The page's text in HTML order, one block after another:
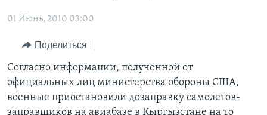
навигации
Перейти
поиск
НОВОСТИ ЗА МИНУТУ
ИТОГИ
ПОЧЕМУ ЭТО ВАЖНО?
ДИСКУССИЯ VOA
ДЕТАЛИ
УЧИМ АНГЛИЙСКИЙ
НАША АМЕРИКАНСКАЯ ИСТОРИЯ
А КАК В АМЕРИКЕ?
АРТЕФАКТЫ
АМЕРИКАНСКИЕ ГОРОДКИ
ЭКСПЕРТИЗА
ИНТЕРВЬЮ
ФАКТЫ ПРОТИВ ФЕЙКОВ
ЗА СВОБОДУ ПРЕССЫ
УЧИМ АНГЛИЙСКИЙ
01 Июнь, 2010 03:00
Поделиться
Согласно информации, полученной от
официальных лиц министерства обороны США,
военные приостановили дозаправку самолетов-
заправщиков на авиабазе в Кыргызстане на то